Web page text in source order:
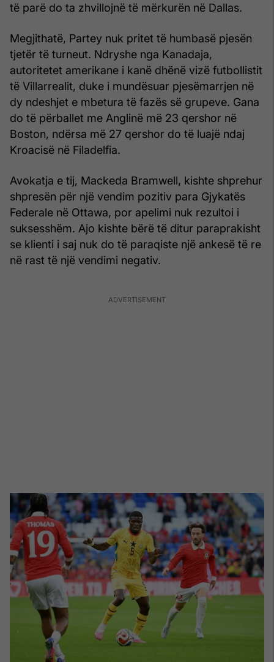
të parë do ta zhvillojnë të mërkurën në Dallas.
Megjithatë, Partey nuk pritet të humbasë pjesën
tjetër të turneut. Ndryshe nga Kanadaja,
autoritetet amerikane i kanë dhënë vizë futbollistit
të Villarrealit, duke i mundësuar pjesëmarrjen në
dy ndeshjet e mbetura të fazës së grupeve. Gana
do të përballet me Anglinë më 23 qershor në
Boston, ndërsa më 27 qershor do të luajë ndaj
Kroacisë në Filadelfia.
Avokatja e tij, Mackeda Bramwell, kishte shprehur
shpresën për një vendim pozitiv para Gjykatës
Federale në Ottawa, por apelimi nuk rezultoi i
suksesshëm. Ajo kishte bërë të ditur paraprakisht
se klienti i saj nuk do të paraqiste një ankesë të re
në rast të një vendimi negativ.